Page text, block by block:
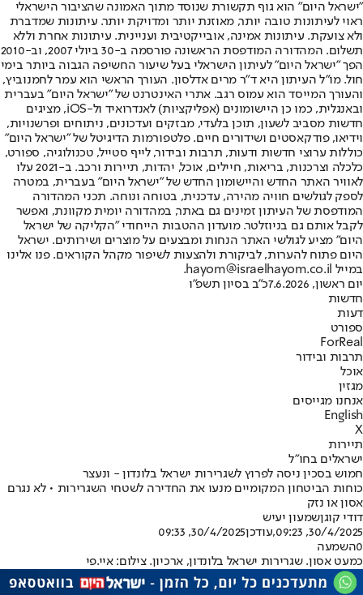
"ישראל היום" הוא גוף תקשורת שנוסד מתוך האמונה שהציבור הישראלי
ראוי לעיתונות טובה יותר, מאוזנת יותר ומדויקת יותר. עיתונות שמדברת
ולא צועקת. עיתונות אמינה, אובייקטיבית ועניינית. עיתונות אחרת וללא
תשלום. המהדורה המודפסת הראשונה פורסמה ב-30 ביולי 2007, וב-2010
הפך "ישראל היום" לעיתון הישראלי בעל שיעור החשיפה הגבוה ביותר בימי
חול. מו"ל העיתון היא ד"ר מרים אדלסון. העורך הראשי הוא עמר לחמנוביץ,
והעורך המייסד הוא עמוס רגב. אתרי האינטרנט של "ישראל היום" בעברית
ובאנגלית, כמו כן היישומונים (אפליקציות) לאנדרואיד ול-iOS, מציגים
חדשות מסביב לשעון, תוכן בלעדי, מבזקים ועדכונים, ניתוחים ופרשנויות,
וידיאו, פודקאסטים ושידורים חיים. פלטפורמות הדיגיטל של "ישראל היום"
כוללות ערוצי חדשות ודעות, תרבות ובידור, לייף סטייל, טכנולוגיה, ספורט,
כלכלה וצרכנות, בריאות, חיילים, אוכל, יהדות, תיירות ורכב. ב-2021 עלו
לאוויר האתר החדש והיישומון החדש של "ישראל היום" בעברית, במטרה
לספק לגולשים חוויה מהירה, עדכנית, בטוחה ונוחה. תכני המהדורה
המודפסת של העיתון זמינים גם באתר, במהדורה יומית מקוונת, ואפשר
לקבל אותם גם בניוזלטר. מועדון ההטבות הייחודי "הקליקה של ישראל
היום" מציע לגולשי האתר הנחות ומבצעים על מוצרים ושירותים. ישראל
היום פתוח להערות, לביקורת ולהצעות לשיפור מקהל הקוראים. פנו אלינו
במייל hayom@israelhayom.co.il.
יום ראשון, 7.6.2026
כ"ב בסיון תשפ"ו
חדשות
דעות
ספורט
ForReal
תרבות ובידור
אוכל
מגזין
אנחנו מגייסים
English
X
תיירות
ישראלים בחו"ל
חמוש בסכין ניסה לפרוץ לשגרירות ישראל בלונדון - ונעצר
כוחות הביטחון המקומיים מנעו את החדירה לשטחי השגרירות • לא נגרם
אסון או נזק
דודי קוגןשמעון יעיש
30/4/2025, 09:23
,עודכן30/4/2025, 09:33
0השמעה
כמעט אסון. שגרירות ישראל בלונדון, ארכיון. צילום: איי.פי